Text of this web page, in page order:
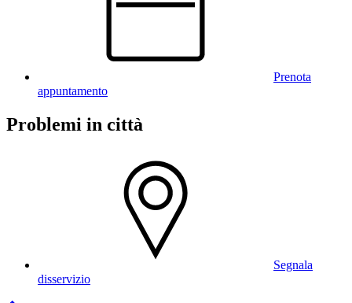
Prenota
appuntamento
Problemi in città
Segnala
disservizio